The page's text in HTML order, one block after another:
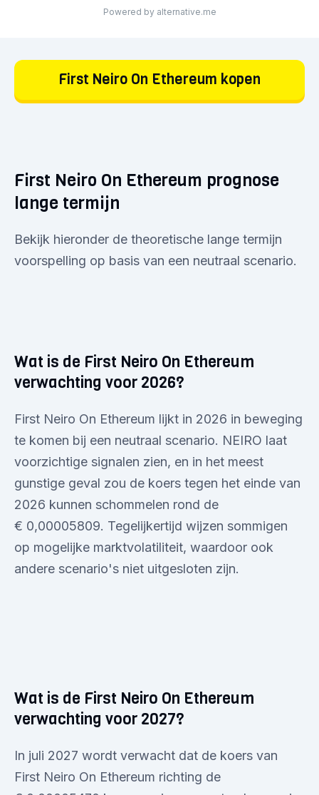
Powered by alternative.me
First Neiro On Ethereum kopen
First Neiro On Ethereum prognose
lange termijn
Bekijk hieronder de theoretische lange termijn
voorspelling op basis van een neutraal scenario.
Wat is de First Neiro On Ethereum
verwachting voor 2026?
First Neiro On Ethereum lijkt in 2026 in beweging
te komen bij een neutraal scenario. NEIRO laat
voorzichtige signalen zien, en in het meest
gunstige geval zou de koers tegen het einde van
2026 kunnen schommelen rond de
€ 0,00005809. Tegelijkertijd wijzen sommigen
op mogelijke marktvolatiliteit, waardoor ook
andere scenario's niet uitgesloten zijn.
Wat is de First Neiro On Ethereum
verwachting voor 2027?
In juli 2027 wordt verwacht dat de koers van
First Neiro On Ethereum richting de